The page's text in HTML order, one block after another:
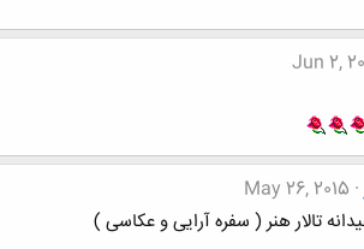
Jun 2,
May 26, 2015
تالار هنر ( سفره آرایی و عکاسی )